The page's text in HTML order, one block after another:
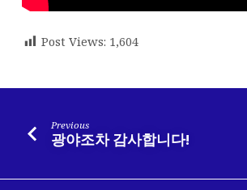
Post Views: 1,604
Previous
광야조차 감사합니다!